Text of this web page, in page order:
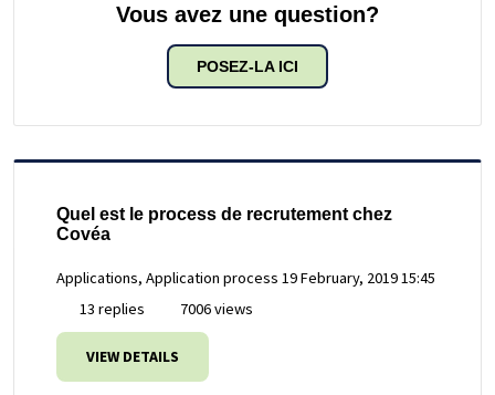
Vous avez une question?
POSEZ-LA ICI
Quel est le process de recrutement chez
Covéa
Applications, Application process 19 February, 2019 15:45
13 replies
7006 views
VIEW DETAILS